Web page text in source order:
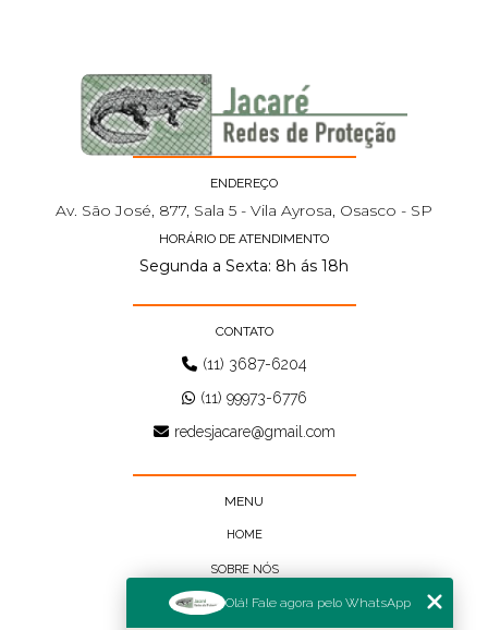
ENDEREÇO
Av. São José, 877, Sala 5 - Vila Ayrosa, Osasco - SP
HORÁRIO DE ATENDIMENTO
Segunda a Sexta: 8h ás 18h
CONTATO
(11) 3687-6204
(11) 99973-6776
redesjacare@gmail.com
MENU
HOME
SOBRE NÓS
BLOG
Olá! Fale agora pelo WhatsApp